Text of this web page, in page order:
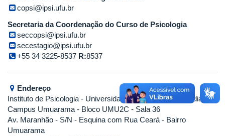
copsi@ipsi.ufu.br
Secretaria da Coordenação do Curso de Psicologia
seccopsi@ipsi.ufu.br
secestagio@ipsi.ufu.br
+55 34 3225-8537 R:8537
Endereço
Instituto de Psicologia - Universidade Federal de Uberlândia
Campus Umuarama - Bloco UMU2C - Sala 36
Av. Maranhão - S/N - Esquina com Rua Ceará - Bairro
Umuarama